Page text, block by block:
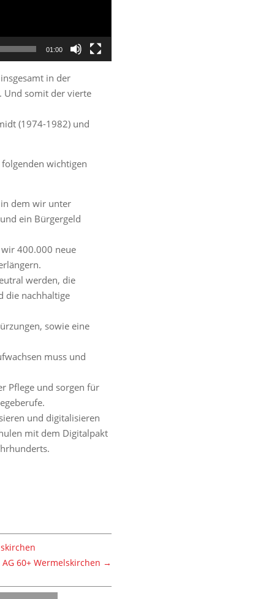
01:00
in der
Und somit der vierte
(1974-1982) und
wichtigen
in dem wir unter
ein Bürgergeld
400.000 neue
werden, die
die nachhaltige
sowie eine
muss und
Pflege und sorgen für
und digitalisieren
mit dem Digitalpakt
AG 60+ Wermelskirchen →